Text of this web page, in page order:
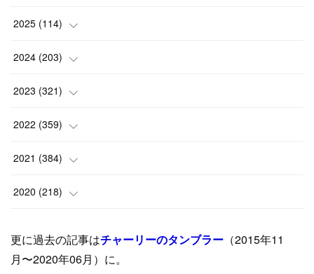
2025 (114)
(1)
(8)
(6)
(9 )
( 5 )
( 15
2024 (203)
(24)
(10)
(18)
(17)
)
2023 (321)
(25)
(17)
(35)
(33 )
2022 (359)
(42)
(37)
(31)
2021 (384)
(9)
(39)
2020 (218)
(24)
更に過去の記事はチャーリーのタンブラー （2015年11
月〜2020年06月）に。